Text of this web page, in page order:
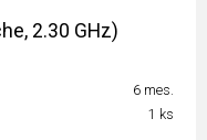
2.30 GHz)
6 mes.
1 ks